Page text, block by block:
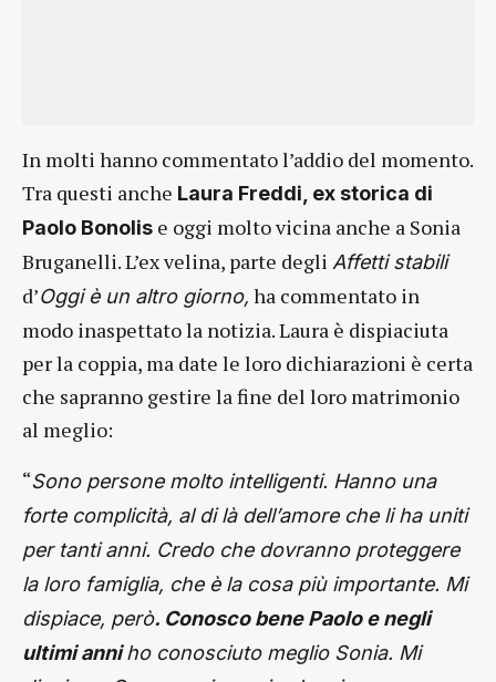
In molti hanno commentato l’addio del momento.
Tra questi anche Laura Freddi, ex storica di
Paolo Bonolis e oggi molto vicina anche a Sonia
Bruganelli. L’ex velina, parte degli Affetti stabili
d’Oggi è un altro giorno, ha commentato in
modo inaspettato la notizia. Laura è dispiaciuta
per la coppia, ma date le loro dichiarazioni è certa
che sapranno gestire la fine del loro matrimonio
al meglio:
“Sono persone molto intelligenti. Hanno una
forte complicità, al di là dell’amore che li ha uniti
per tanti anni. Credo che dovranno proteggere
la loro famiglia, che è la cosa più importante. Mi
dispiace, però. Conosco bene Paolo e negli
ultimi anniho conosciuto meglio Sonia. Mi